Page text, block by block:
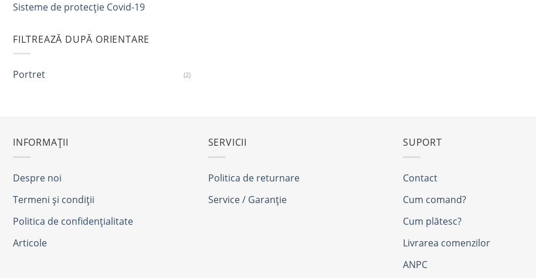
Sisteme de protecție Covid-19
FILTREAZĂ DUPĂ ORIENTARE
Portret (2)
INFORMAȚII
Despre noi
Termeni și condiții
Politica de confidențialitate
Articole
SERVICII
Politica de returnare
Service / Garanție
SUPORT
Contact
Cum comand?
Cum plătesc?
Livrarea comenzilor
ANPC